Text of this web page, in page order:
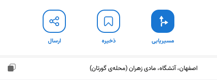
مسیریابی ذخیره ارسال
اصفهان، آتشگاه، مادی زهران (محله‌ی گورتان)